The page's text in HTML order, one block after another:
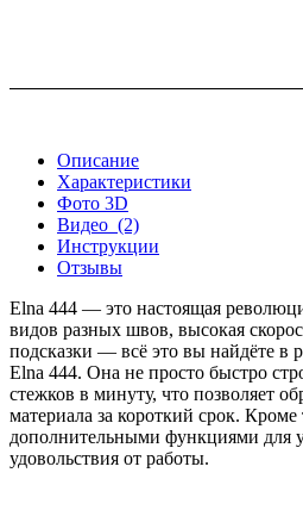
Описание
Характеристики
Фото 3D
Видео (2)
Инструкции
Отзывы
Elna 444 — это настоящая
видов разных швов, высокая
подсказки — всё это вы найдёте в
Elna 444. Она не просто быстро
стежков в минуту, что позволяет
материала за короткий срок.
дополнительными функциями для
удовольствия от работы.